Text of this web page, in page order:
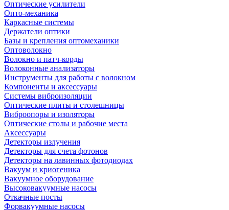
Оптические усилители
Опто-механика
Каркасные системы
Держатели оптики
Базы и крепления оптомеханики
Оптоволокно
Волокно и патч-корды
Волоконные анализаторы
Инструменты для работы с волокном
Компоненты и аксессуары
Системы виброизоляции
Оптические плиты и столешницы
Виброопоры и изоляторы
Оптические столы и рабочие места
Аксессуары
Детекторы излучения
Детекторы для счета фотонов
Детекторы на лавинных фотодиодах
Вакуум и криогеника
Вакуумное оборудование
Высоковакуумные насосы
Откачные посты
Форвакуумные насосы